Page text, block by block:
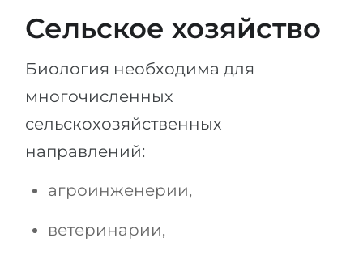
Сельское хозяйство
Биология необходима для
многочисленных
сельскохозяйственных
направлений:
агроинженерии,
ветеринарии,